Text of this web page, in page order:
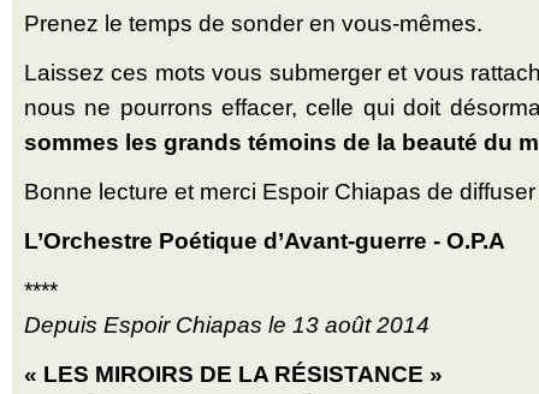
Prenez le temps de sonder en vous-mêmes.
Laissez ces mots vous submerger et vous
nous ne pourrons effacer, celle qui doit
sommes les grands témoins de la beauté du
Bonne lecture et merci Espoir Chiapas de
L’Orchestre Poétique d’Avant-guerre - O.P.A
****
Depuis Espoir Chiapas le 13 août 2014
« LES MIROIRS DE LA RÉSISTANCE »